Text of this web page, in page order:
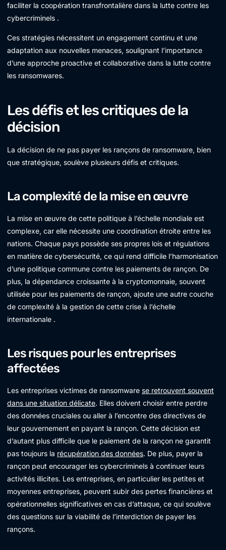
faciliter la coopération transfrontalière dans la lutte contre les
cybercriminels .
Ces stratégies nécessitent un engagement continu et une
adaptation aux nouvelles menaces, soulignant l’importance
d’une approche proactive et collaborative dans la lutte contre
les ransomwares.
Les défis et les critiques de la
décision
La décision de ne pas payer les rançons de ransomware, bien
que stratégique, soulève plusieurs défis et critiques.
La complexité de la mise en œuvre
La mise en œuvre de cette politique à l’échelle mondiale est
complexe, car elle nécessite une coordination étroite entre les
nations. Chaque pays possède ses propres lois et régulations
en matière de cybersécurité, ce qui rend difficile l’harmonisation
d’une politique commune contre les paiements de rançon. De
plus, la dépendance croissante à la cryptomonnaie, souvent
utilisée pour les paiements de rançon, ajoute une autre couche
de complexité à la gestion de cette crise à l’échelle
internationale .
Les risques pour les entreprises
affectées
Les entreprises victimes de ransomware se retrouvent souvent
dans une situation délicate. Elles doivent choisir entre perdre
des données cruciales ou aller à l’encontre des directives de
leur gouvernement en payant la rançon. Cette décision est
d’autant plus difficile que le paiement de la rançon ne garantit
pas toujours la récupération des données. De plus, payer la
rançon peut encourager les cybercriminels à continuer leurs
activités illicites. Les entreprises, en particulier les petites et
moyennes entreprises, peuvent subir des pertes financières et
opérationnelles significatives en cas d’attaque, ce qui soulève
des questions sur la viabilité de l’interdiction de payer les
rançons.